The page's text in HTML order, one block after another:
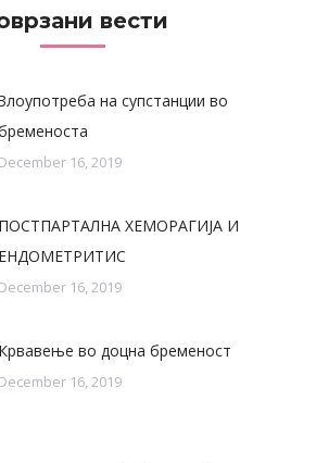
вести
на супстанции во
December 16, 2019
ПОСТПАРТАЛНА ХЕМОРАГИЈА И
ЕНДОМЕТРИТИС
December 16, 2019
Крвавење во доцна бременост
December 16, 2019